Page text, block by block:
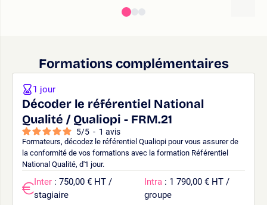
Formations complémentaires
Décoder le référentiel National
Qualité / Qualiopi - FRM.21
5/5 - 1 avis
Formateurs, décodez le référentiel Qualiopi pour vous assurer de
la conformité de vos formations avec la formation Référentiel
National Qualité, d'1 jour.
1 jour
Inter : 750,00 € HT /
stagiaire
Intra : 1 790,00 € HT /
groupe